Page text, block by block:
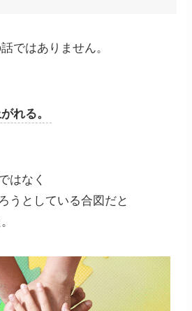
ではありません。
れる。
はなく
うとしている合図だと